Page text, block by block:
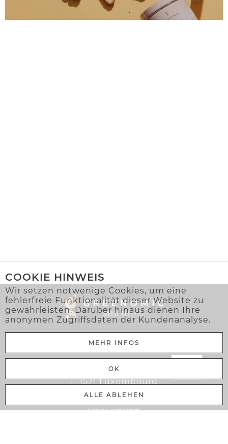
COOKIE HINWEIS
Wir setzen notwenige Cookies, um eine
fehlerfreie Funktionalität dieser Website zu
gewährleisten. Darüber hinaus dienen Ihre
anonymen Zugriffsdaten der Kundenanalyse.
MEHR INFOS
OK
ALLE ABLEHEN
Greenomic Delicatessen Sàrl
106 Rue Adolphe Fischer
L-1521 Luxembourg
MEIN KONTO